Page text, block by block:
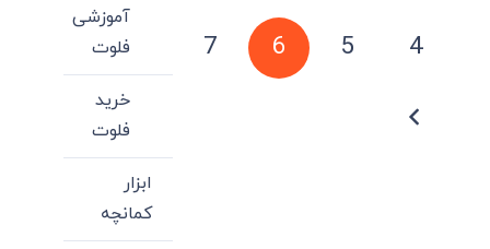
4
5
6
7
آموزشی
فلوت
خرید
فلوت
ابزار
کمانچه